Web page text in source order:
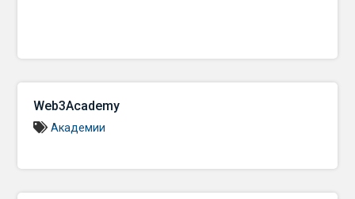
Web3Academy
Академии